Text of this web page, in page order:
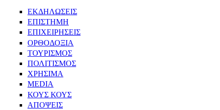
ΕΚΔΗΛΩΣΕΙΣ
ΕΠΙΣΤΗΜΗ
ΕΠΙΧΕΙΡΗΣΕΙΣ
ΟΡΘΟΔΟΞΙΑ
ΤΟΥΡΙΣΜΟΣ
ΠΟΛΙΤΙΣΜΟΣ
ΧΡΗΣΙΜΑ
MEDIA
ΚΟΥΣ ΚΟΥΣ
ΑΠΟΨΕΙΣ